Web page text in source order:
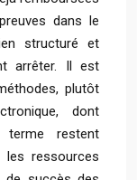
dans le
structuré et
arrêter. Il est
plutôt
dont
restent
les ressources